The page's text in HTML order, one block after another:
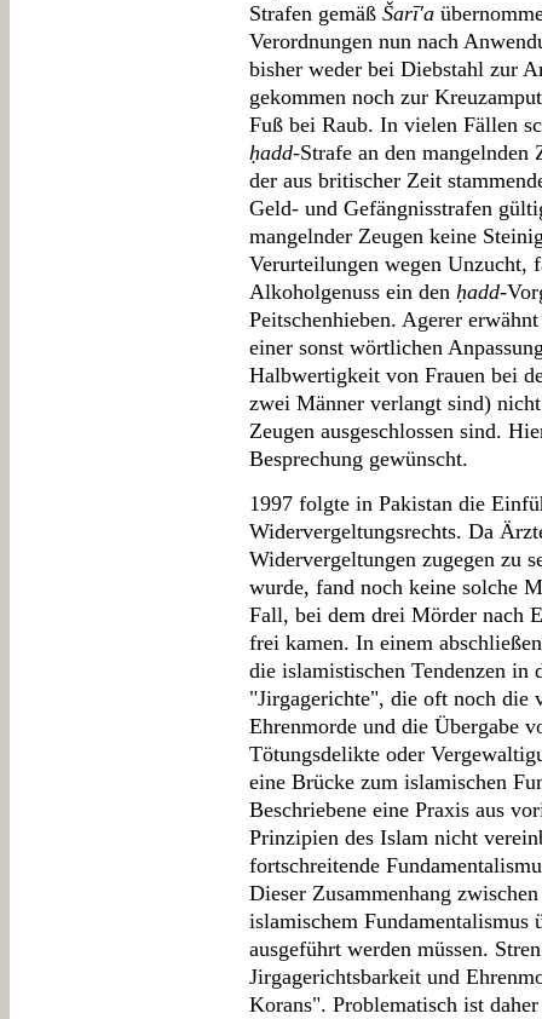
Strafen gemäß Šarī'a
Verordnungen nun nach
bisher weder bei Diebstahl zur
gekommen noch zur
Fuß bei Raub. In vielen Fällen
ḥadd-Strafe an den
der aus britischer Zeit
Geld- und Gefängnisstrafen
mangelnder Zeugen keine
Verurteilungen wegen Unzucht,
Alkoholgenuss ein den ḥadd-
Peitschenhieben. Agerer
einer sonst wörtlichen
Halbwertigkeit von Frauen bei
zwei Männer verlangt sind)
Zeugen ausgeschlossen sind.
Besprechung gewünscht.
1997 folgte in Pakistan die
Widervergeltungsrechts. Da
Widervergeltungen zugegen zu
wurde, fand noch keine solche
Fall, bei dem drei Mörder nach
frei kamen. In einem
die islamistischen Tendenzen in
"Jirgagerichte", die oft noch die
Ehrenmorde und die Übergabe
Tötungsdelikte oder
eine Brücke zum islamischen
Beschriebene eine Praxis aus
Prinzipien des Islam nicht
fortschreitende
Dieser Zusammenhang
islamischem Fundamentalismus
ausgeführt werden müssen.
Jirgagerichtsbarkeit und
Korans". Problematisch ist